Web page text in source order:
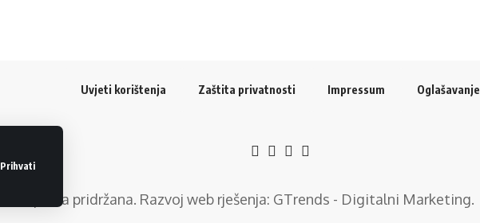
Prihvati
Uvjeti korištenja Zaštita privatnosti Impressum Oglašavanje
. Sva prava pridržana. Razvoj web rješenja: GTrends - Digitalni Marketing.